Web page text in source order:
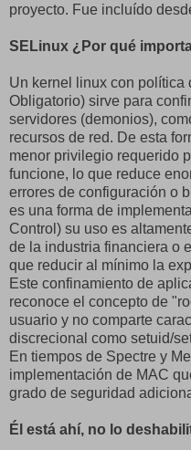
proyecto. Fue incluído
SELinux ¿Por qué
Un kernel linux con política
Obligatorio) sirve para
servidores (demonios),
recursos de red. De esta
menor privilegio requerido
funcione, lo que reduce
errores de configuración o
es una forma de
Control) su uso es
de la industria financiera o
que reducir al mínimo la
Este confinamiento de
reconoce el concepto de
usuario y no comparte
discrecional como setuid/
En tiempos de Spectre y
implementación de MAC
grado de seguridad
Él está ahí, no lo